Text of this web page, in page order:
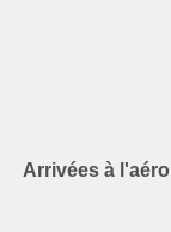
Arrivées à